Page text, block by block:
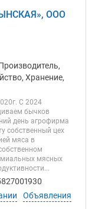
ООО
Хранение,
С 2024
бычков
день агрофирма
собственный цех
мяса в
мясных
Объявления